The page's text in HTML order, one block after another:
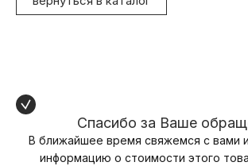
Спасибо за Ваше
В ближайшее время свяжемся с вами
информацию о стоимости этого